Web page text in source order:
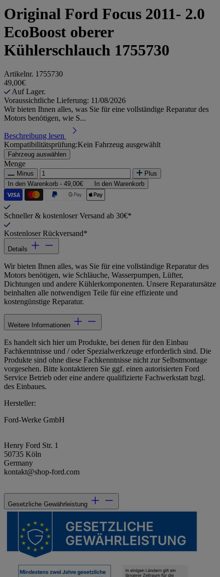
Original Ford Focus 2011- 2.0
EcoBoost oberer
Kühlerschlauch 1755730
Artikelnr. 1755730
49,00€
Auf Lager.
Voraussichtliche Lieferung: 11/08/2026
Wir bieten Ihnen alles, was Sie für eine vollständige Reparatur des
Motors benötigen, wie S...
Beschreibung lesen
Kompatibilitätsprüfung:Kein Fahrzeug ausgewählt
Fahrzeug auswählen
Menge
Minus
Plus
In den Warenkorb - 49,00€ In den Warenkorb
Schneller & kostenloser Versand ab 30€*
Kostenloser Rückversand*
Details
Wir bieten Ihnen alles, was Sie für eine vollständige Reparatur des
Motors benötigen, wie Schläuche, Wasserpumpen, Lüfter,
Dichtungen und andere Kühlerkomponenten. Unsere Reparatursätze
beinhalten alle notwendigen Teile für eine effiziente und
kostengünstige Reparatur.
Weitere Informationen
Es handelt sich hier um Produkte, bei denen für den Einbau
Fachkenntnisse und / oder Spezialwerkzeuge erforderlich sind. Die
Produkte sind ohne diese Fachkenntnisse nicht zur Selbstmontage
vorgesehen. Bitte kontaktieren Sie ggf. einen autorisierten Ford
Service Betrieb oder eine andere qualifizierte Fachwerkstatt bzgl.
des Einbaues.
Hersteller:
Ford-Werke GmbH
Henry Ford Str. 1
50735 Köln
Germany
kontakt@shop-ford.com
Gesetzliche Gewährleistung